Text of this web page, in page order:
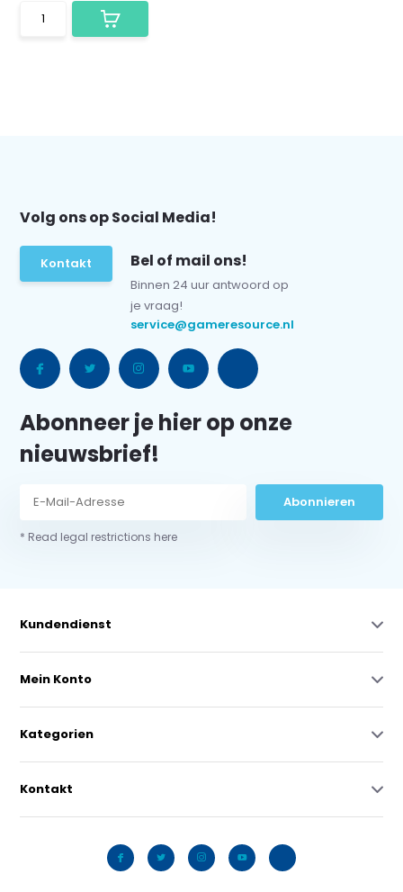
Volg ons op Social Media!
Kontakt Bel of mail ons!
Binnen 24 uur antwoord op
je vraag!
service@gameresource.nl
Abonneer je hier op onze
nieuwsbrief!
Abonnieren
* Read legal restrictions here
Kundendienst
Mein Konto
Kategorien
Kontakt